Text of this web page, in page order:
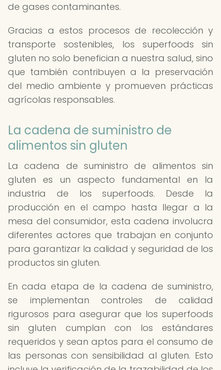
de gases contaminantes.
Gracias a estos procesos de recolección y
transporte sostenibles, los superfoods sin
gluten no solo benefician a nuestra salud, sino
que también contribuyen a la preservación
del medio ambiente y promueven prácticas
agrícolas responsables.
La cadena de suministro de
alimentos sin gluten
La cadena de suministro de alimentos sin
gluten es un aspecto fundamental en la
industria de los superfoods. Desde la
producción en el campo hasta llegar a la
mesa del consumidor, esta cadena involucra
diferentes actores que trabajan en conjunto
para garantizar la calidad y seguridad de los
productos sin gluten.
En cada etapa de la cadena de suministro,
se implementan controles de calidad
rigurosos para asegurar que los superfoods
sin gluten cumplan con los estándares
requeridos y sean aptos para el consumo de
las personas con sensibilidad al gluten. Esto